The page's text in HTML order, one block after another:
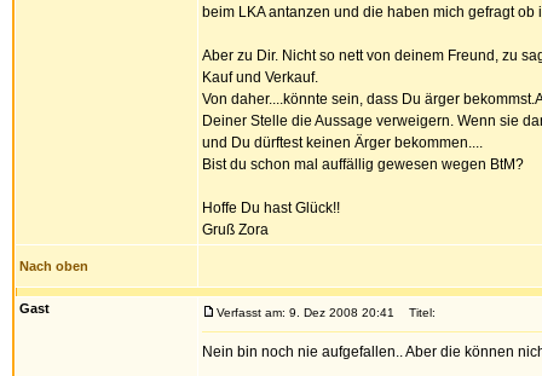
beim LKA antanzen und die haben mich gefragt
Aber zu Dir. Nicht so nett von deinem Freund, zu
Kauf und Verkauf.
Von daher....könnte sein, dass Du ärger
Deiner Stelle die Aussage verweigern. Wenn sie
und Du dürftest keinen Ärger bekommen....
Bist du schon mal auffällig gewesen wegen BtM?
Hoffe Du hast Glück!!
Gruß Zora
Nach oben
Gast Verfasst am: 9. Dez 2008 20:41 Titel:
Nein bin noch nie aufgefallen.. Aber die können